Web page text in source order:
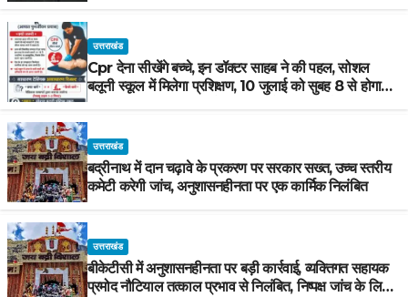
उत्तराखंड
Cpr देना सीखेंगे बच्चे, इन डॉक्टर साहब ने की पहल, सोशल
बलूनी स्कूल में मिलेगा प्रशिक्षण, 10 जुलाई को सुबह 8 से होगा
उत्तराखंड
बद्रीनाथ में दान चढ़ावे के प्रकरण पर सरकार सख्त, उच्च स्तरीय
कमेटी करेगी जांच, अनुशासनहीनता पर एक कार्मिक निलंबित
उत्तराखंड
बीकेटीसी में अनुशासनहीनता पर बड़ी कार्रवाई, व्यक्तिगत सहायक
प्रमोद नौटियाल तत्काल प्रभाव से निलंबित, निष्पक्ष जांच के लिए